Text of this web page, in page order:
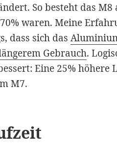
So besteht das
waren. Meine
dass sich das
Gebrauch.
Eine 25% höhere
M7.